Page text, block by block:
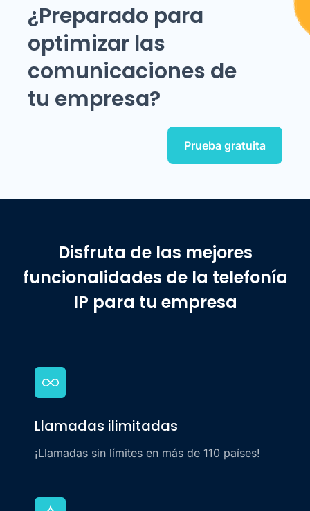
¿Preparado para
optimizar las
comunicaciones de
tu empresa?
Prueba gratuita
Disfruta de las mejores
funcionalidades de la telefonía
IP para tu empresa
Llamadas ilimitadas
¡Llamadas sin límites en más de 110 países!